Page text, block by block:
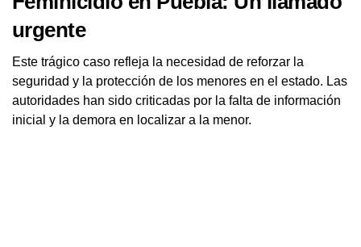
urgente
Este trágico caso refleja la necesidad de reforzar la
seguridad y la protección de los menores en el estado. Las
autoridades han sido criticadas por la falta de información
inicial y la demora en localizar a la menor.